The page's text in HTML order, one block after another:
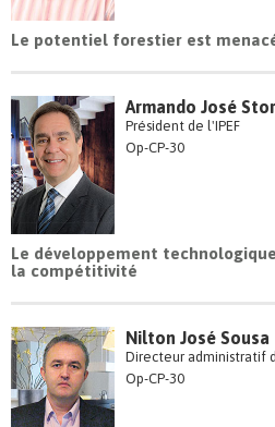
Le potentiel forestier est
Armando José
Président de l'IPEF
Op-CP-30
Le développement
la compétitivité
Nilton José Sousa
Directeur administratif
Op-CP-30